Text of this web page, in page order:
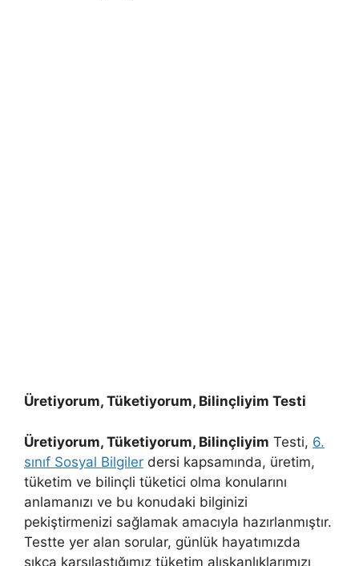
Üretiyorum, Tüketiyorum, Bilinçliyim Testi
Üretiyorum, Tüketiyorum, Bilinçliyim Testi, 6.
sınıf Sosyal Bilgiler dersi kapsamında, üretim,
tüketim ve bilinçli tüketici olma konularını
anlamanızı ve bu konudaki bilginizi
pekiştirmenizi sağlamak amacıyla hazırlanmıştır.
Testte yer alan sorular, günlük hayatımızda
sıkça karşılaştığımız tüketim alışkanlıklarımızı